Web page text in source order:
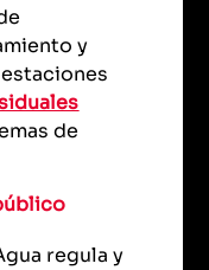
y
de
regula y